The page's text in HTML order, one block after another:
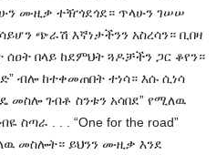
ሙዚቃ ተዥጎደጎደ። ጥላሁን ገሠሠ
ጭራሽ እኛነታችንን አስረሳን። ቢበዛ
በላይ ከደምህት ጓዶቻችን ጋር ቆየን።
ብሎ ከተቀመጠበት ተነሳ። እሱ ሲነሳ
መስሎ ገብቶ ስንቱን አሳበደ” የሚለዉ
ስጣራ . . . “One for the road”
መስሎት። ይህንን ሙዚቃ እንደ